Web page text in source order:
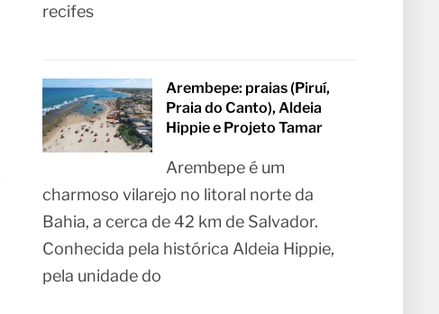
recifes
Arembepe: praias (Piruí,
Praia do Canto), Aldeia
Hippie e Projeto Tamar
Arembepe é um
charmoso vilarejo no litoral norte da
Bahia, a cerca de 42 km de Salvador.
Conhecida pela histórica Aldeia Hippie,
pela unidade do